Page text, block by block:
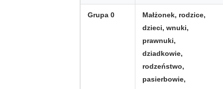
Grupa 0
Małżonek, rodzice,
dzieci, wnuki,
prawnuki,
dziadkowie,
rodzeństwo,
pasierbowie,